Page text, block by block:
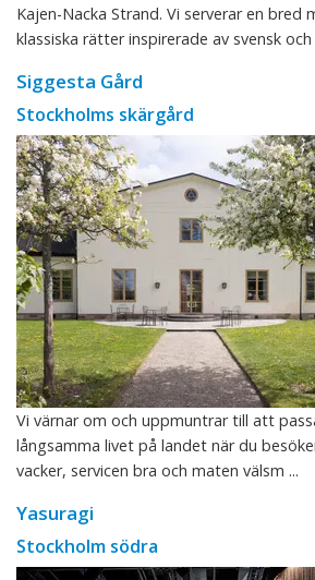
Kajen-Nacka Strand. Vi serverar en bred
klassiska rätter inspirerade av svensk och
Siggesta Gård
Stockholms skärgård
Vi värnar om och uppmuntrar till att
långsamma livet på landet när du
vacker, servicen bra och maten välsm ...
Yasuragi
Stockholm södra